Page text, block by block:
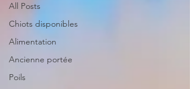
All Posts
Chiots disponibles
Alimentation
Ancienne portée
Poils